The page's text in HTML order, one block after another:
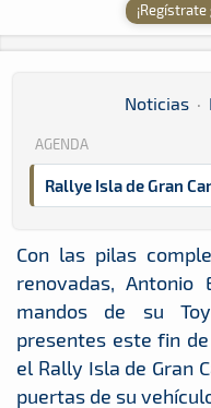
¡Regístrate
Noticias ·
AGENDA
Rallye Isla de Gran
Con las pilas
renovadas,
mandos de su
presentes este fin
el Rally Isla de Gran
puertas de su